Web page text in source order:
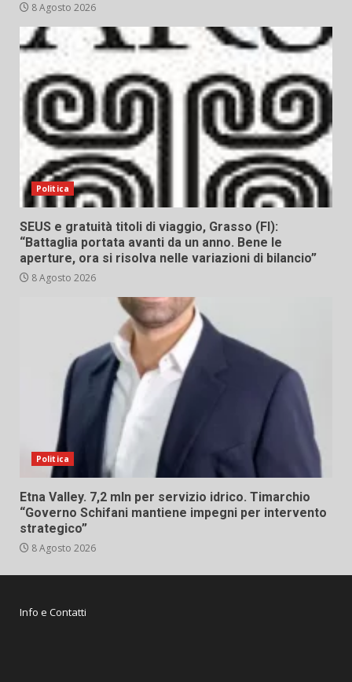
8 Agosto 2026
Politica
SEUS e gratuità titoli di viaggio, Grasso (FI):
“Battaglia portata avanti da un anno. Bene le
aperture, ora si risolva nelle variazioni di bilancio”
8 Agosto 2026
Politica
Etna Valley. 7,2 mln per servizio idrico. Timarchio
“Governo Schifani mantiene impegni per intervento
strategico”
8 Agosto 2026
Info e Contatti